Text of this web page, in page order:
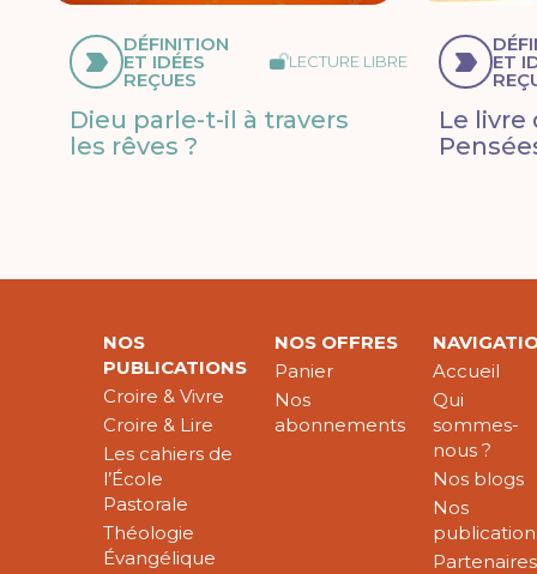
DÉFINITION
ET IDÉES
REÇUES
LECTURE LIBRE
Dieu parle-t-il à travers
les rêves ?
ET
Le livre
NOS
PUBLICATIONS
Croire & Vivre
Croire & Lire
Les cahiers de
l’École
Pastorale
Théologie
Évangélique
NOS OFFRES
Panier
Nos
abonnements
Accueil
Qui
sommes-
nous ?
Nos blogs
Nos
Partenaires